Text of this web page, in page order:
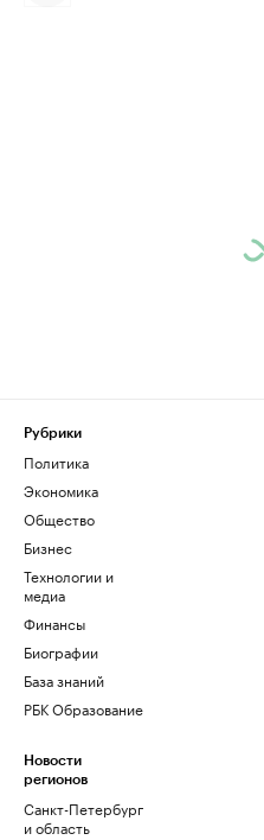
Рубрики
Политика
Экономика
Общество
Бизнес
Технологии и
медиа
Финансы
Биографии
База знаний
РБК Образование
Новости
регионов
Санкт-Петербург
и область